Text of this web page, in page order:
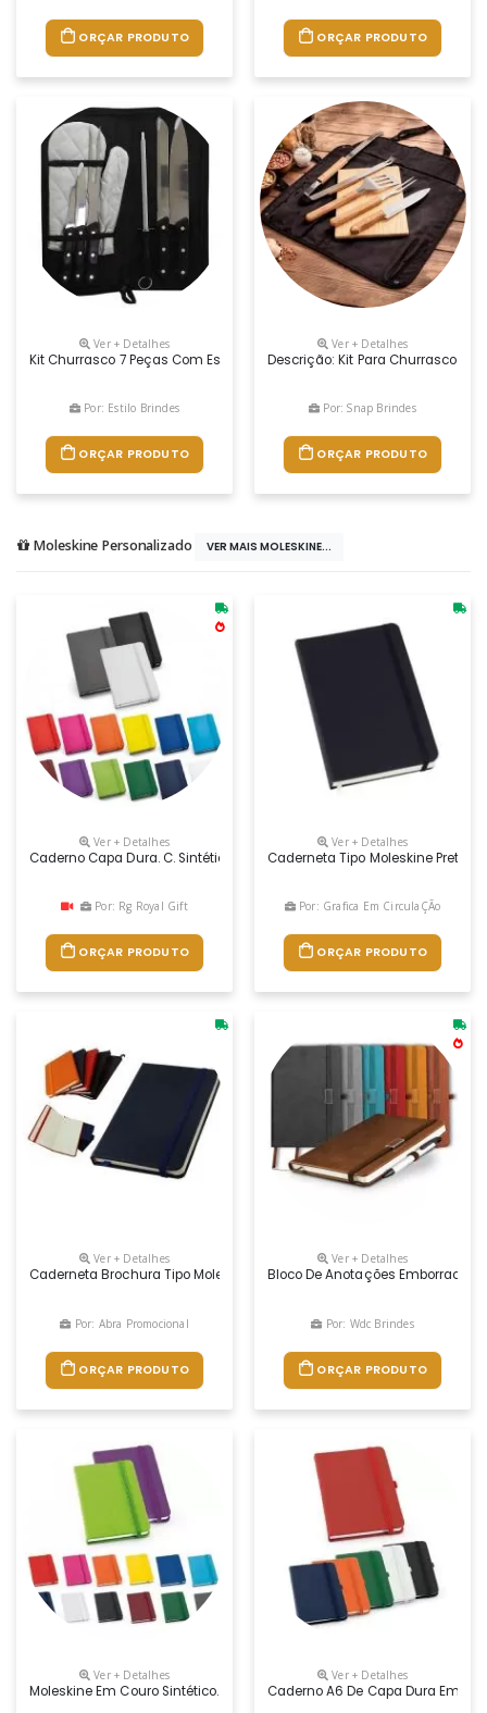
ORÇAR PRODUTO ORÇAR PRODUTO
Ver + Detalhes
Kit Churrasco 7 Peças Com Estojo, Contém: Faca De Legumes, Faca
Por: Estilo Brindes
ORÇAR PRODUTO
Ver + Detalhes
Descrição: Kit Para Churrasco
Por: Snap Brindes
ORÇAR PRODUTO
Moleskine Personalizado VER MAIS MOLESKINE...
Ver + Detalhes
Caderno Capa Dura. C. Sintético. Com 80 Folhas Não Pautadas. 90 X
Por: Rg Royal Gift
ORÇAR PRODUTO
Ver + Detalhes
Caderneta Tipo Moleskine Preto
Por: Grafica Em CirculaÇÃo
ORÇAR PRODUTO
Ver + Detalhes
Caderneta Brochura Tipo Moleskine Em Couro Sintético Com Capa
Por: Abra Promocional
ORÇAR PRODUTO
Ver + Detalhes
Bloco De Anotações
Por: Wdc Brindes
ORÇAR PRODUTO
Ver + Detalhes
Moleskine Em Couro Sintético. Com 80 Folhas Não Pautadas. 90 X 140
Ver + Detalhes
Caderno A6 De Capa Dura Em C.